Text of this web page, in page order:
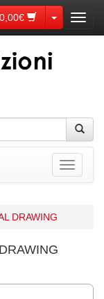
Toggle
Toggle
DRAWING